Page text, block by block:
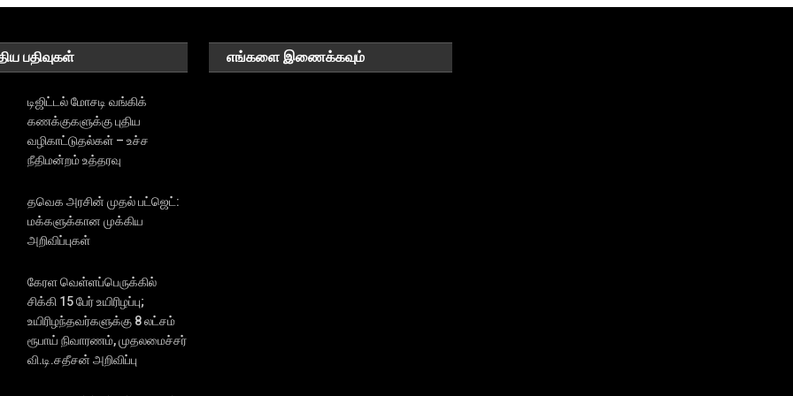
பதிவுகள்
டிஜிட்டல் மோசடி வங்கிக்
கணக்குகளுக்கு புதிய
வழிகாட்டுதல்கள் – உச்ச
நீதிமன்றம் உத்தரவு
தவெக அரசின் முதல் பட்ஜெட்:
மக்களுக்கான முக்கிய
அறிவிப்புகள்
கேரள வெள்ளப்பெருக்கில்
சிக்கி 15 பேர் உயிரிழப்பு;
உயிரிழந்தவர்களுக்கு 8 லட்சம்
ரூபாய் நிவாரணம், முதலமைச்சர்
வி.டி.சதீசன் அறிவிப்பு
எங்களை இணைக்கவும்